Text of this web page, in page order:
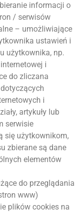
informacji o
/ serwisów
– umożliwiające
ustawień i
użytkownika, np.
i
do zliczana
i
artykuły lub
serwisie
się użytkownikom,
zbierane są dane
elementów
do przeglądania
www)
plików cookies na